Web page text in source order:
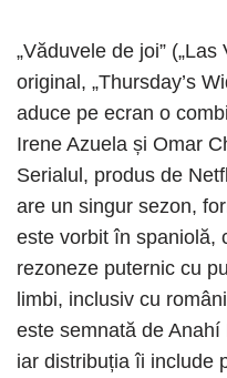
„Văduvele de joi”
original, „Thursday’s
aduce pe ecran o
Irene Azuela și Omar
Serialul, produs de
are un singur sezon,
este vorbit în spaniolă,
rezoneze puternic cu
limbi, inclusiv cu
este semnată de
iar distribuția îi include